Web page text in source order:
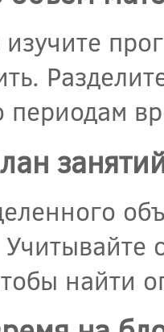
периодам
найти